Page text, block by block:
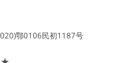
鄂0106民初1187号